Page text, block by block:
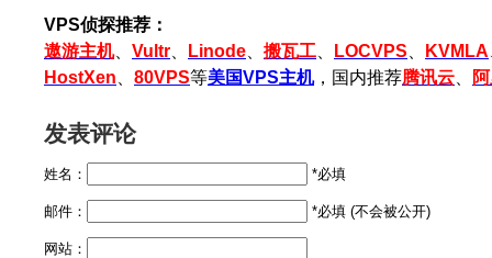
VPS侦探推荐：
遨游主机、 Vultr Linode 搬瓦工 LOCVPS KVMLA
HostXen
80VPS等美国VPS主机，国内推荐腾讯云
发表评论
姓名： *必填
邮件： *必填 (不会被公开)
网站：